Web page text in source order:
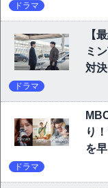
ドラマ
【
ミ
対決
ドラマ
り
を
ドラマ